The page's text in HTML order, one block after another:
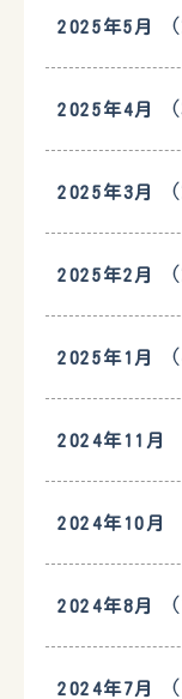
2025年5月
2025年4月
2025年3月
2025年2月
2025年1月
2024年11月
2024年10月
2024年8月
2024年7月